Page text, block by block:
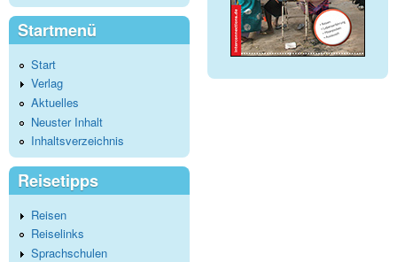
Startmenü
Start
Verlag
Aktuelles
Neuster Inhalt
Inhaltsverzeichnis
Reisetipps
Reisen
Reiselinks
Sprachschulen